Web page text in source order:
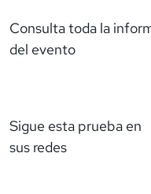
Consulta toda la
del evento
Sigue esta prueba en
sus redes